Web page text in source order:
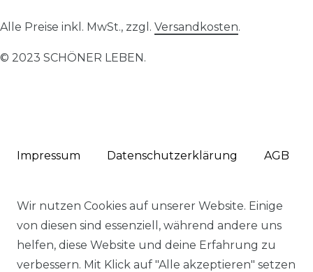
Wir nutzen Cookies auf unserer Website. Einige
von diesen sind essenziell, während andere uns
helfen, diese Website und deine Erfahrung zu
verbessern. Mit Klick auf "Alle akzeptieren" setzen
Alle Preise inkl. MwSt., zzgl. Versandkosten.
© 2023 SCHÖNER LEBEN.
Impressum Daten­schutz­erklärung AGB
Barrierefreiheitserklärung Widerrufs­recht